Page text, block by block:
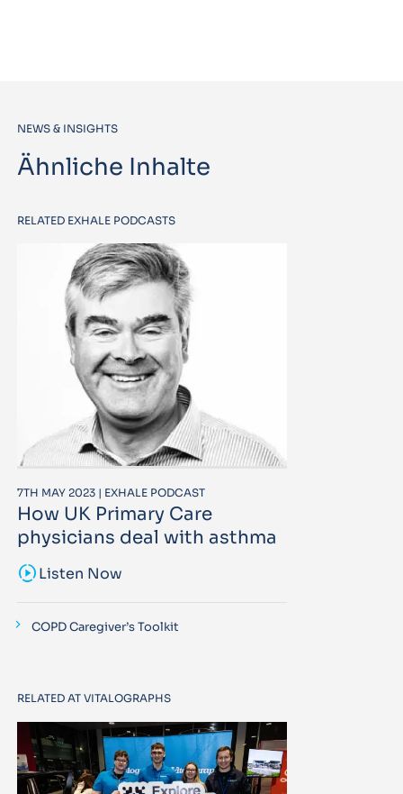
NEWS & INSIGHTS
Ähnliche Inhalte
RELATED EXHALE PODCASTS
7TH MAY 2023 | EXHALE PODCAST
How UK Primary Care
physicians deal with asthma
sound_samplerListen Now
COPD Caregiver’s Toolkit
RELATED AT VITALOGRAPHS